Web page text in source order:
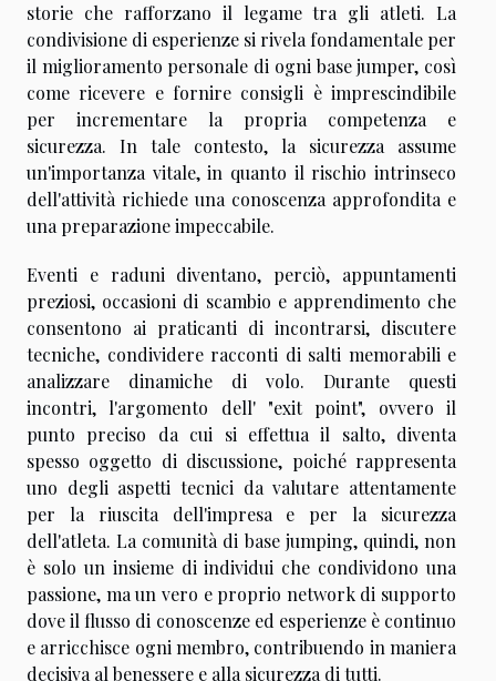
storie che rafforzano il legame tra gli atleti. La
condivisione di esperienze si rivela fondamentale per
il miglioramento personale di ogni base jumper, così
come ricevere e fornire consigli è imprescindibile
per incrementare la propria competenza e
sicurezza. In tale contesto, la sicurezza assume
un'importanza vitale, in quanto il rischio intrinseco
dell'attività richiede una conoscenza approfondita e
una preparazione impeccabile.
Eventi e raduni diventano, perciò, appuntamenti
preziosi, occasioni di scambio e apprendimento che
consentono ai praticanti di incontrarsi, discutere
tecniche, condividere racconti di salti memorabili e
analizzare dinamiche di volo. Durante questi
incontri, l'argomento dell' "exit point", ovvero il
punto preciso da cui si effettua il salto, diventa
spesso oggetto di discussione, poiché rappresenta
uno degli aspetti tecnici da valutare attentamente
per la riuscita dell'impresa e per la sicurezza
dell'atleta. La comunità di base jumping, quindi, non
è solo un insieme di individui che condividono una
passione, ma un vero e proprio network di supporto
dove il flusso di conoscenze ed esperienze è continuo
e arricchisce ogni membro, contribuendo in maniera
decisiva al benessere e alla sicurezza di tutti.